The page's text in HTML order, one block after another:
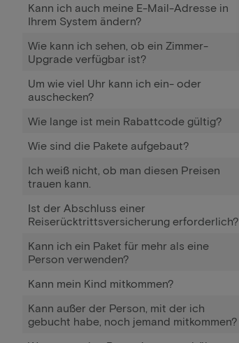
Kann ich auch meine E-Mail-Adresse in
Ihrem System ändern?
Wie kann ich sehen, ob ein Zimmer-
Upgrade verfügbar ist?
Um wie viel Uhr kann ich ein- oder
auschecken?
Wie lange ist mein Rabattcode gültig?
Wie sind die Pakete aufgebaut?
Ich weiß nicht, ob man diesen Preisen
trauen kann.
Ist der Abschluss einer
Reiserücktrittsversicherung erforderlich?
Kann ich ein Paket für mehr als eine
Person verwenden?
Kann mein Kind mitkommen?
Kann außer der Person, mit der ich
gebucht habe, noch jemand mitkommen?